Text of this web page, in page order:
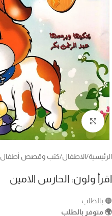
Click to enlarge
الرئيسية الاطفال كتب وقصص أطفال
اقرأ ولون: الحارس الامين
🟠 بالطلب
🌍 متوفر بالطلب